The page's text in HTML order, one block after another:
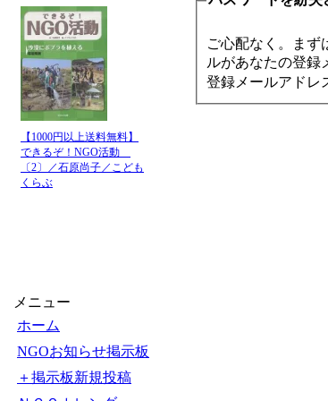
【1000円以上送料無料】
できるぞ！NGO活動
〔2〕／石原尚子／こども
くらぶ
メニュー
ホーム
NGOお知らせ掲示板
＋掲示板新規投稿
ご心配なく。まず
ルがあなたの登録
登録メールアドレ